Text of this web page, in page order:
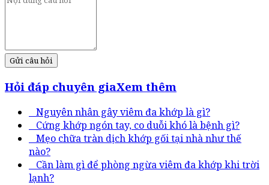
Gửi câu hỏi
Hỏi đáp chuyên giaXem thêm
Nguyên nhân gây viêm đa khớp là gì?
Cứng khớp ngón tay, co duỗi khó là bệnh gì?
Mẹo chữa tràn dịch khớp gối tại nhà như thế
nào?
Cần làm gì để phòng ngừa viêm đa khớp khi trời
lạnh?